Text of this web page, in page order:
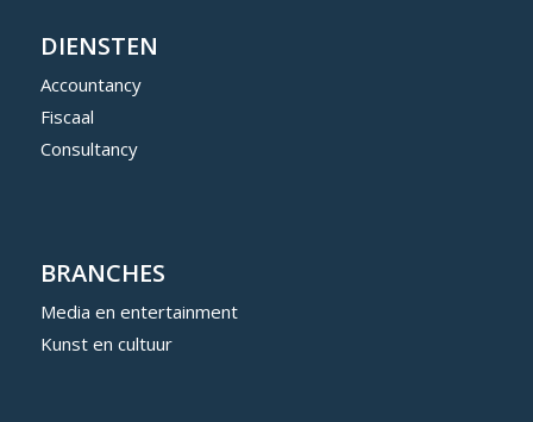
DIENSTEN
Accountancy
Fiscaal
Consultancy
BRANCHES
Media en entertainment
Kunst en cultuur